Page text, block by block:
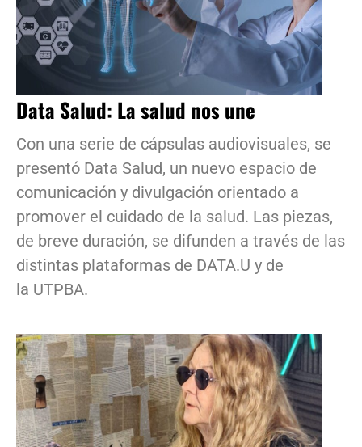
Data Salud: La salud nos une
Con una serie de cápsulas audiovisuales, se
presentó Data Salud, un nuevo espacio de
comunicación y divulgación orientado a
promover el cuidado de la salud. Las piezas,
de breve duración, se difunden a través de las
distintas plataformas de DATA.U y de
la UTPBA.